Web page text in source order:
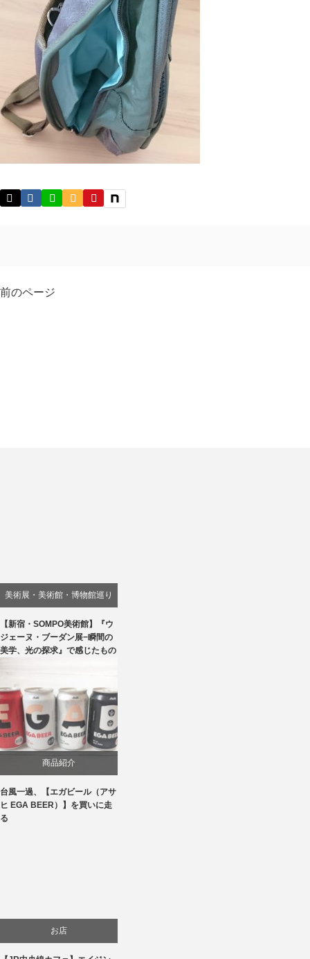
前のページ
美術展・美術館・博物館巡り
【新宿・SOMPO美術館】『ウ
ジェーヌ・ブーダン展−瞬間の
美学、光の探求』で感じたもの
商品紹介
台風一過、【エガビール（アサ
ヒ EGA BEER）】を買いに走
る
お店